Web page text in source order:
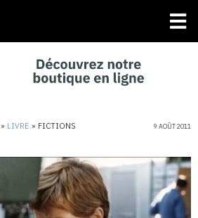
» LIVRE » FICTIONS
9 AOÛT 2011